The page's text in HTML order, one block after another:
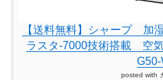
【送料無料】シャープ 加
ラスタ-7000技術搭載 空
G50-
posted with